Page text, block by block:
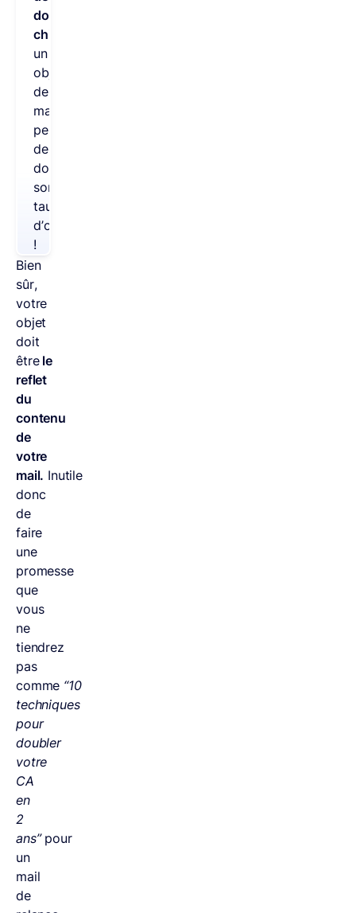
données
chiffrées
un
objet
de
mail
permettrait
de
doubler
son
taux
d’ouverture
!
Bien
sûr,
votre
objet
doit
êtrele
reflet
du
contenu
de
votre
mail. Inutile
donc
de
faire
une
promesse
que
vous
ne
tiendrez
pas
comme “10
techniques
pour
doubler
votre
CA
en
2
ans” pour
un
mail
de